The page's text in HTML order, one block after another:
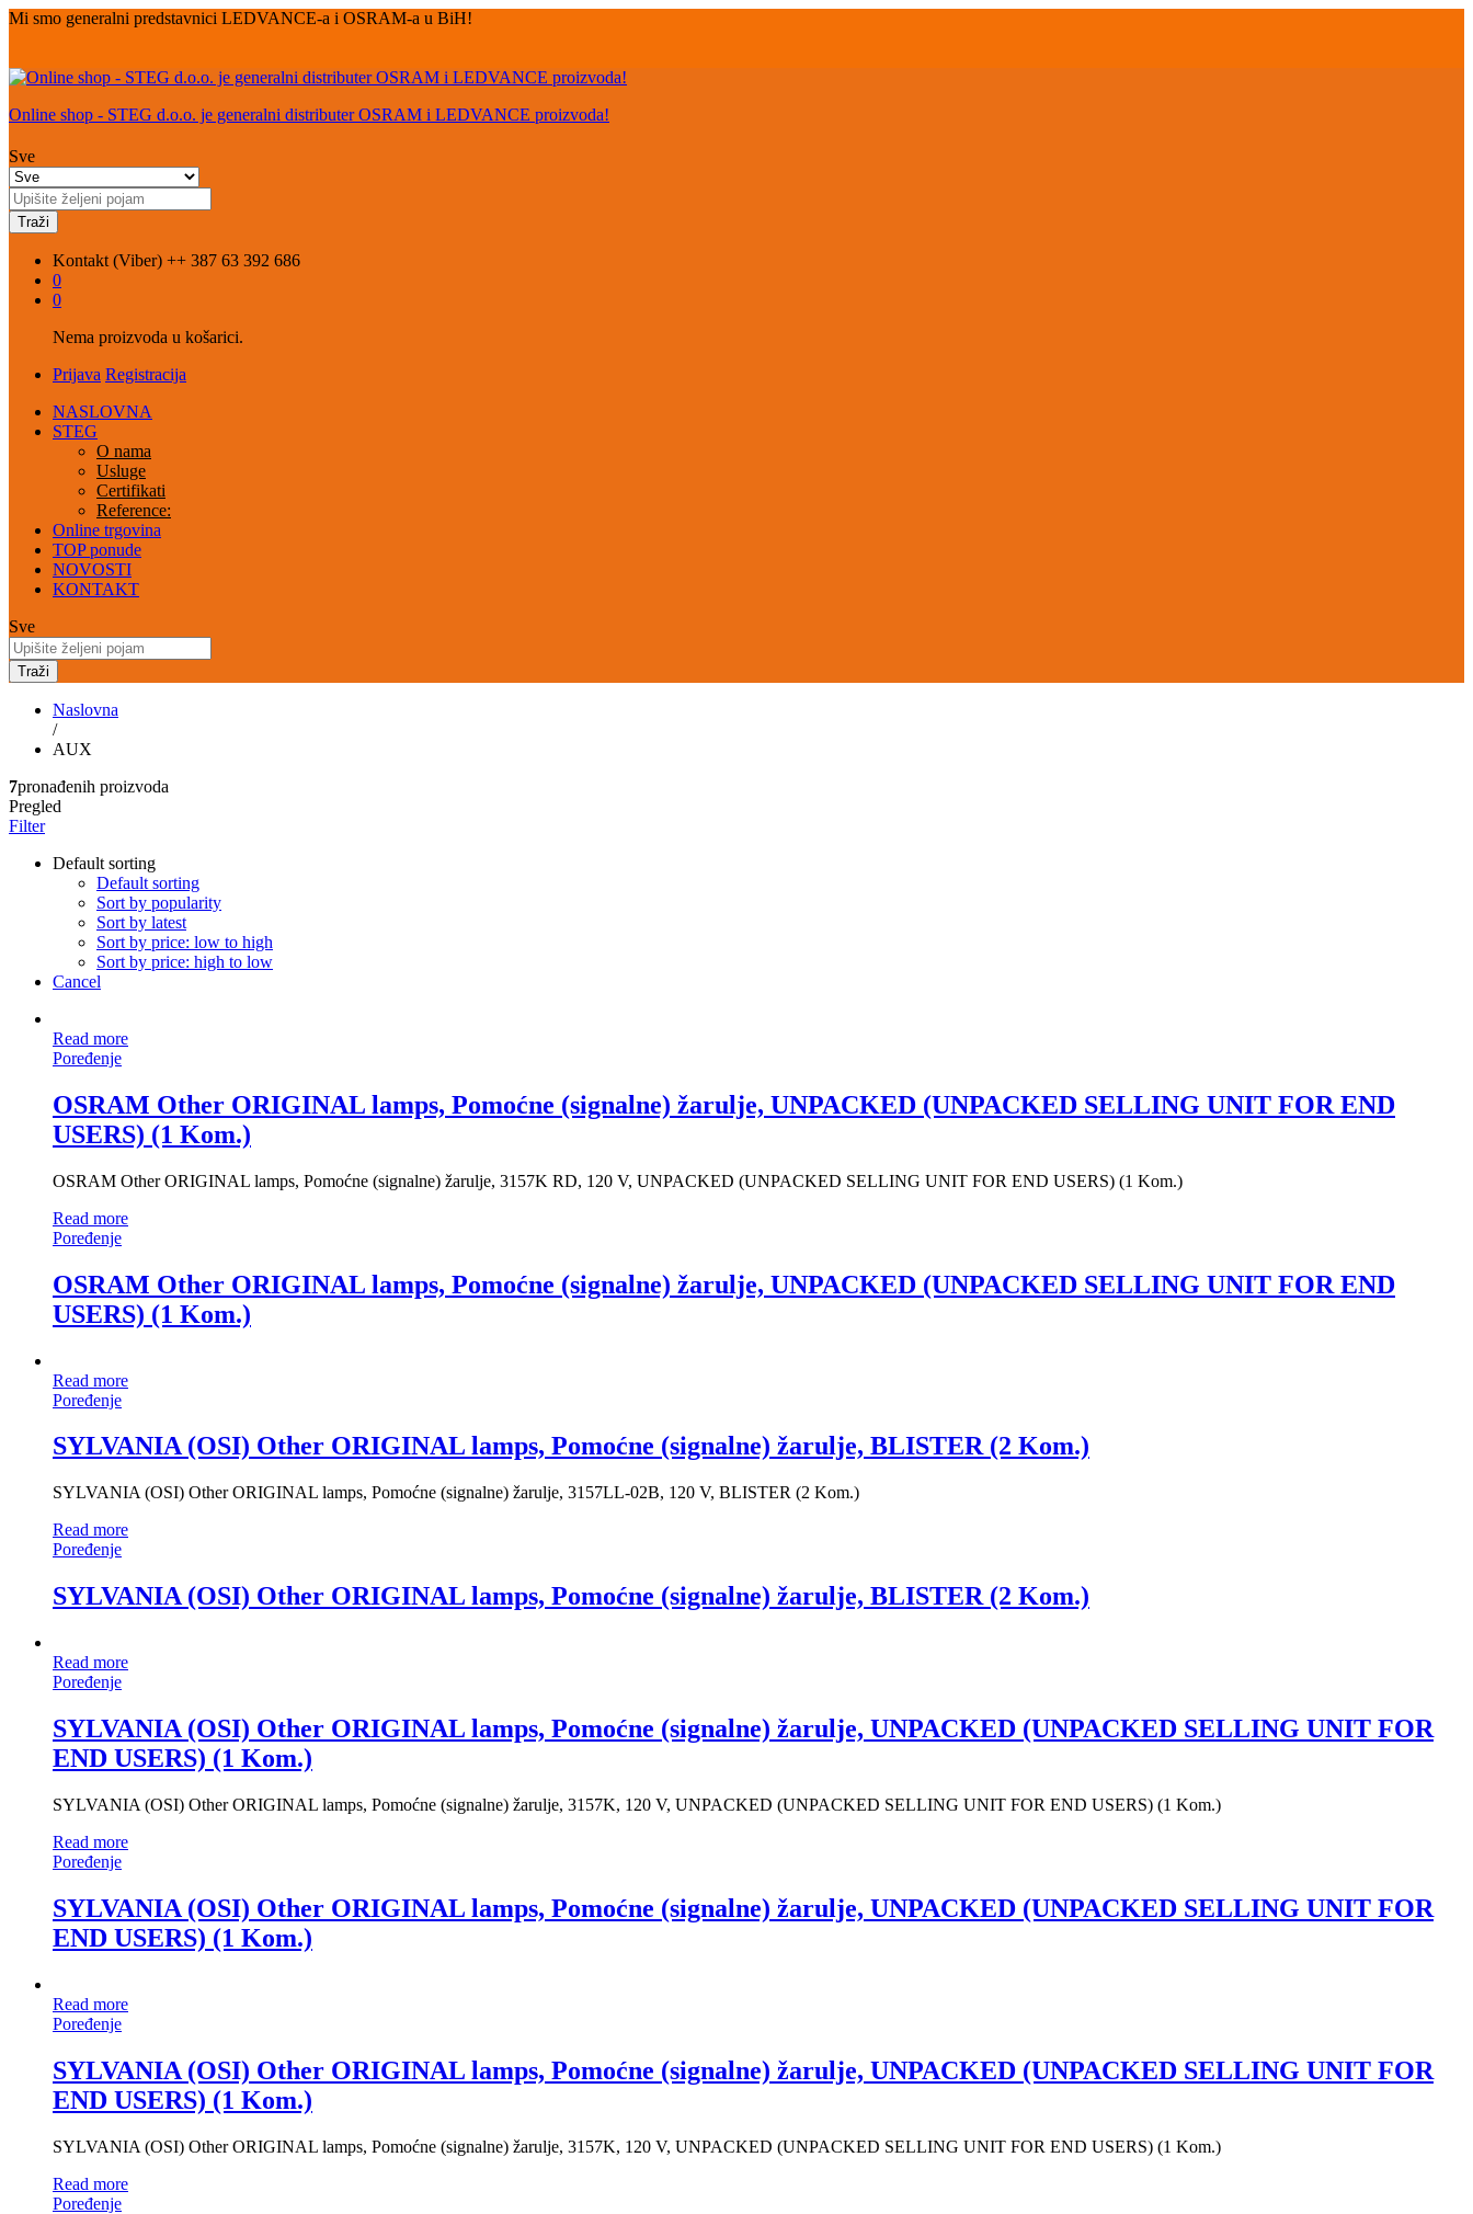
Mi smo generalni predstavnici LEDVANCE-a i OSRAM-a u BiH!
Online shop - STEG d.o.o. je generalni distributer OSRAM i LEDVANCE proizvoda!
Sve
Traži
Kontakt (Viber) ++ 387 63 392 686
0
0
Nema proizvoda u košarici.
Prijava Registracija
NASLOVNA
STEG
O nama
Usluge
Certifikati
Reference:
Online trgovina
TOP ponude
NOVOSTI
KONTAKT
Sve
Traži
Naslovna
/
AUX
7pronađenih proizvoda
Pregled
Filter
Default sorting
Default sorting
Sort by popularity
Sort by latest
Sort by price: low to high
Sort by price: high to low
Cancel
Read more
Poređenje
OSRAM Other ORIGINAL lamps, Pomoćne (signalne) žarulje, UNPACKED (UNPACKED SELLING UNIT FOR END
USERS) (1 Kom.)
OSRAM Other ORIGINAL lamps, Pomoćne (signalne) žarulje, 3157K RD, 120 V, UNPACKED (UNPACKED SELLING UNIT FOR END USERS) (1 Kom.)
Read more
Poređenje
OSRAM Other ORIGINAL lamps, Pomoćne (signalne) žarulje, UNPACKED (UNPACKED SELLING UNIT FOR END
USERS) (1 Kom.)
Read more
Poređenje
SYLVANIA (OSI) Other ORIGINAL lamps, Pomoćne (signalne) žarulje, BLISTER (2 Kom.)
SYLVANIA (OSI) Other ORIGINAL lamps, Pomoćne (signalne) žarulje, 3157LL-02B, 120 V, BLISTER (2 Kom.)
Read more
Poređenje
SYLVANIA (OSI) Other ORIGINAL lamps, Pomoćne (signalne) žarulje, BLISTER (2 Kom.)
Read more
Poređenje
SYLVANIA (OSI) Other ORIGINAL lamps, Pomoćne (signalne) žarulje, UNPACKED (UNPACKED SELLING UNIT FOR
END USERS) (1 Kom.)
SYLVANIA (OSI) Other ORIGINAL lamps, Pomoćne (signalne) žarulje, 3157K, 120 V, UNPACKED (UNPACKED SELLING UNIT FOR END USERS) (1 Kom.)
Read more
Poređenje
SYLVANIA (OSI) Other ORIGINAL lamps, Pomoćne (signalne) žarulje, UNPACKED (UNPACKED SELLING UNIT FOR
END USERS) (1 Kom.)
Read more
Poređenje
SYLVANIA (OSI) Other ORIGINAL lamps, Pomoćne (signalne) žarulje, UNPACKED (UNPACKED SELLING UNIT FOR
END USERS) (1 Kom.)
SYLVANIA (OSI) Other ORIGINAL lamps, Pomoćne (signalne) žarulje, 3157K, 120 V, UNPACKED (UNPACKED SELLING UNIT FOR END USERS) (1 Kom.)
Read more
Poređenje